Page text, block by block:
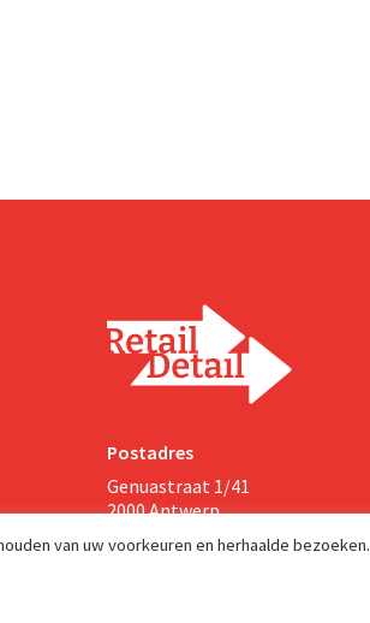
Postadres
Genuastraat 1/41
2000 Antwerp
van uw voorkeuren en herhaalde bezoeken.